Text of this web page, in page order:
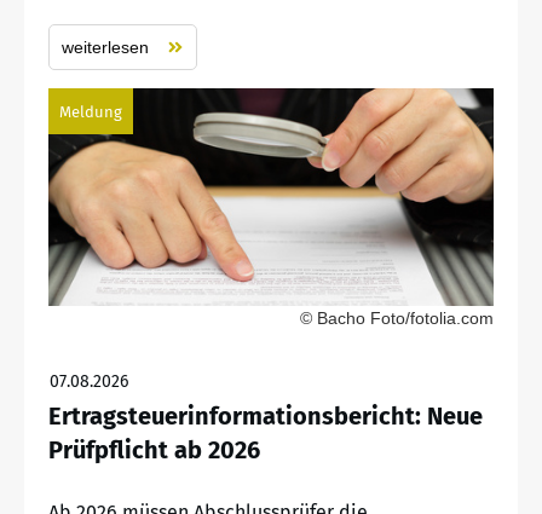
weiterlesen
Meldung
© Bacho Foto/fotolia.com
07.08.2026
Ertragsteuerinformationsbericht: Neue
Prüfpflicht ab 2026